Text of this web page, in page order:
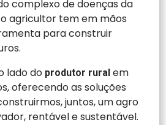
complexo de doenças da
o agricultor tem em mãos
para construir
lado do produtor rural em
oferecendo as soluções
juntos, um agro
rentável e sustentável.